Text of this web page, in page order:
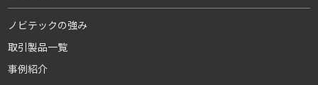
ノビテックの強み
取引製品一覧
事例紹介